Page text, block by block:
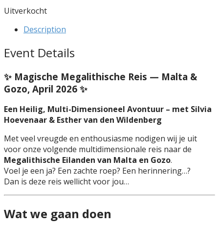
Uitverkocht
Description
Event Details
✨ Magische Megalithische Reis — Malta &
Gozo, April 2026 ✨
Een Heilig, Multi-Dimensioneel Avontuur – met Silvia
Hoevenaar & Esther van den Wildenberg
Met veel vreugde en enthousiasme nodigen wij je uit
voor onze volgende multidimensionale reis naar de
Megalithische Eilanden van Malta en Gozo.
Voel je een ja? Een zachte roep? Een herinnering…?
Dan is deze reis wellicht voor jou…
Wat we gaan doen